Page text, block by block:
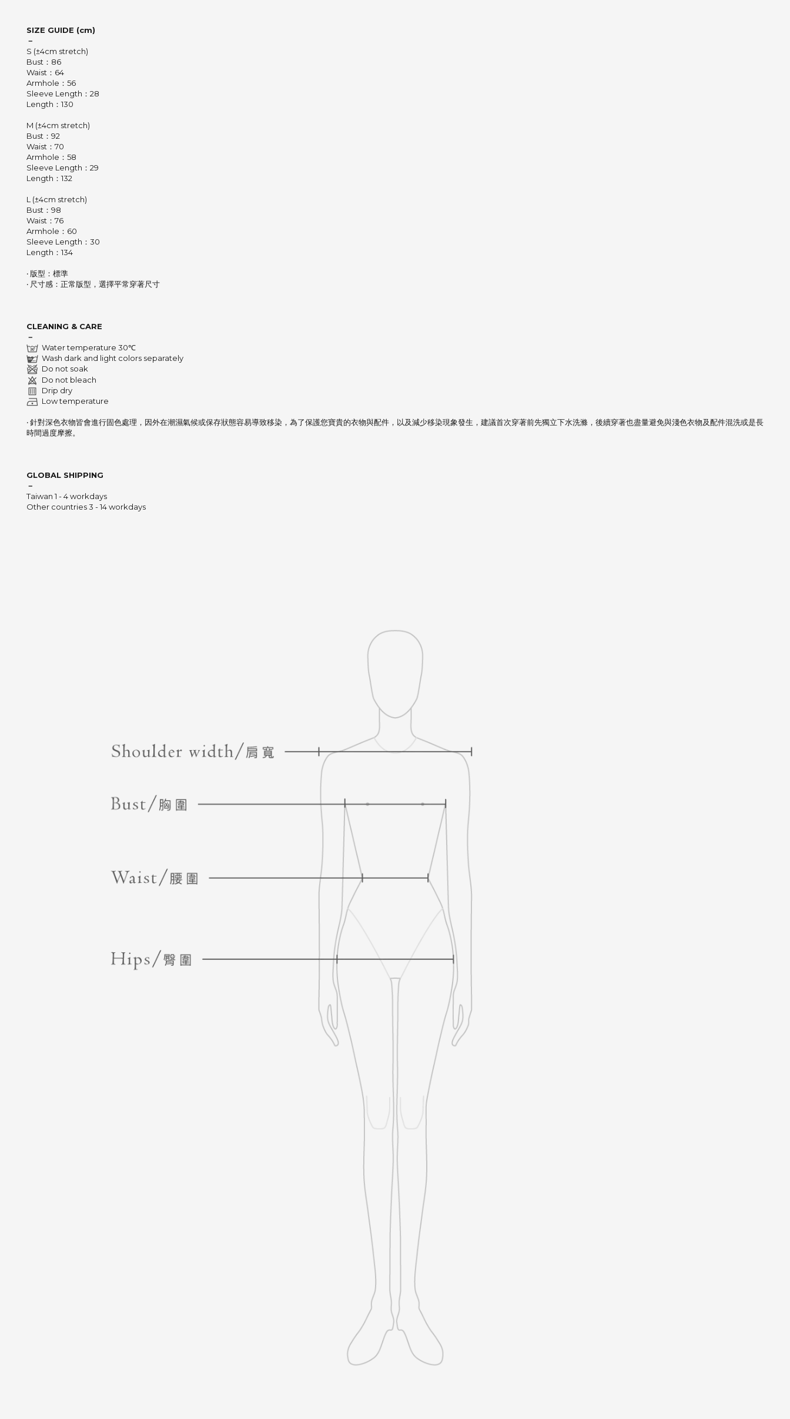
SIZE GUIDE (cm)
－
S (±4cm stretch)
Bust：86
Waist：64
Armhole：56
Sleeve Length：28
Length：130
M (±4cm stretch)
Bust：92
Waist：70
Armhole：58
Sleeve Length：29
Length：132
L (±4cm stretch)
Bust：98
Waist：76
Armhole：60
Sleeve Length：30
Length：134
‧ 版型：標準
‧ 尺寸感：正常版型，選擇平常穿著尺寸
CLEANING & CARE
－
Water temperature 30℃
Wash dark and light colors separately
Do not soak
Do not bleach
Drip dry
Low temperature
‧ 針對深色衣物皆會進行固色處理，因外在潮濕氣候或保存狀態容易導致移染，為了保護您寶貴的衣物與配件，以及減少移染現象發生，建議首次穿著前先獨立下水洗滌，後續穿著也盡量避免與淺色衣物及配件混洗或是長
時間過度摩擦。
GLOBAL SHIPPING
－
Taiwan 1 - 4 workdays
Other countries 3 - 14 workdays